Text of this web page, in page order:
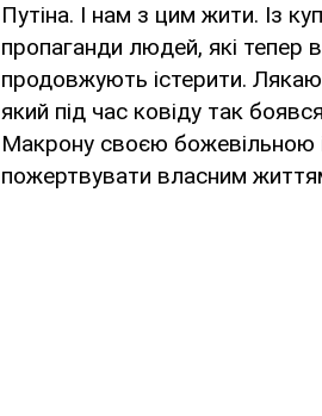
Путіна. І нам з цим жити. Із
пропаганди людей, які
продовжують істерити.
який під час ковіду так
Макрону своєю божевільною
пожертвувати власним